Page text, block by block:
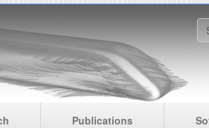
Publications